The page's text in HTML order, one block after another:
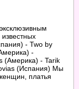
- Two by
-
(Америка) - Tarik
(Испания) Мы
платья